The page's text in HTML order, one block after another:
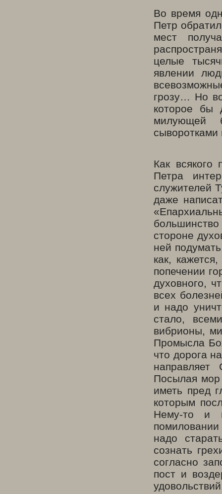
Во время
Петр
мест
целые
явлении
грозу… Но
которое бы
милующей
Как всякого
Петра
служителей
даже
стороне
ней
как,
попечении
духовного,
всех
и надо
стало,
вибрионы,
Промысла
что дорога
Посылая мор
иметь пред
которым
Нему-то и
надо
сознать
согласно
пост и